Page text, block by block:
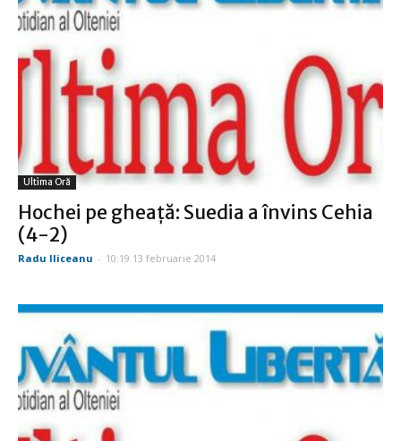
Ultima Oră
Hochei pe gheaţă: Suedia a învins Cehia
(4-2)
Radu Iliceanu - 10:19 13 februarie 2014